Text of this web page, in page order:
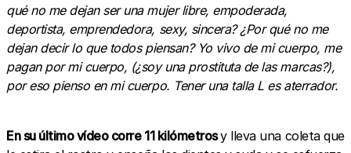
qué no me dejan ser una mujer libre, empoderada,
deportista, emprendedora, sexy, sincera? ¿Por qué no me
dejan decir lo que todos piensan? Yo vivo de mi cuerpo, me
pagan por mi cuerpo, (¿soy una prostituta de las marcas?),
por eso pienso en mi cuerpo. Tener una talla L es aterrador.
En su último vídeo corre 11 kilómetrosy lleva una coleta que